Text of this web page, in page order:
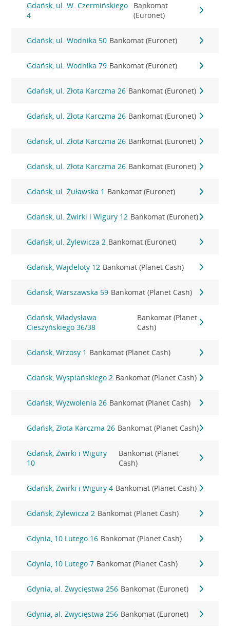
Gdańsk, ul. W. Czermińskiego
4
Bankomat
(Euronet)
Gdańsk, ul. Wodnika 50 Bankomat (Euronet)
Gdańsk, ul. Wodnika 79 Bankomat (Euronet)
Gdańsk, ul. Złota Karczma 26 Bankomat (Euronet)
Gdańsk, ul. Złota Karczma 26 Bankomat (Euronet)
Gdańsk, ul. Złota Karczma 26 Bankomat (Euronet)
Gdańsk, ul. Złota Karczma 26 Bankomat (Euronet)
Gdańsk, ul. Żuławska 1 Bankomat (Euronet)
Gdańsk, ul. Żwirki i Wigury 12 Bankomat (Euronet)
Gdańsk, ul. Żylewicza 2 Bankomat (Euronet)
Gdańsk, Wajdeloty 12 Bankomat (Planet Cash)
Gdańsk, Warszawska 59 Bankomat (Planet Cash)
Gdańsk, Władysława
Cieszyńskiego 36/38
Bankomat (Planet
Cash)
Gdańsk, Wrzosy 1 Bankomat (Planet Cash)
Gdańsk, Wyspiańskiego 2 Bankomat (Planet Cash)
Gdańsk, Wyzwolenia 26 Bankomat (Planet Cash)
Gdańsk, Złota Karczma 26 Bankomat (Planet Cash)
Gdańsk, Żwirki i Wigury
10
Bankomat (Planet
Cash)
Gdańsk, Żwirki i Wigury 4 Bankomat (Planet Cash)
Gdańsk, Żylewicza 2 Bankomat (Planet Cash)
Gdynia, 10 Lutego 16 Bankomat (Planet Cash)
Gdynia, 10 Lutego 7 Bankomat (Planet Cash)
Gdynia, al. Zwycięstwa 256 Bankomat (Euronet)
Gdynia, al. Zwycięstwa 256 Bankomat (Euronet)